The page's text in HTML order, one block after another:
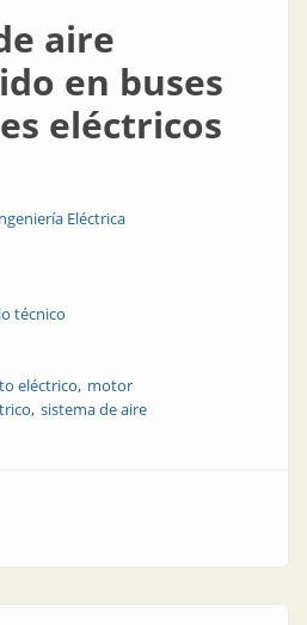
aire
en buses
eléctricos
Eléctrica
técnico
eléctrico motor
sistema de aire
de aire comprimido en buses y